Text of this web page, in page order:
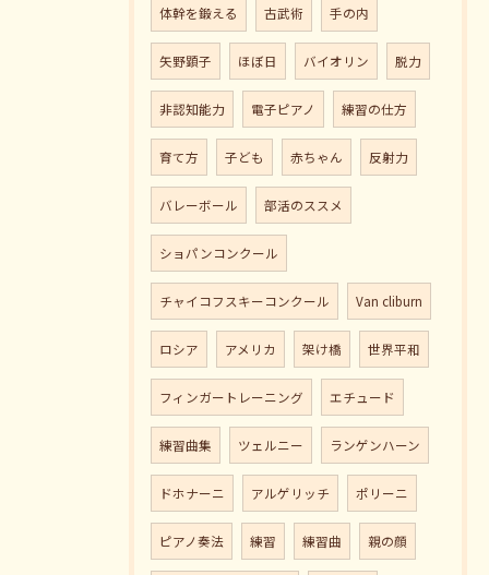
体幹を鍛える 古武術 手の内
矢野顕子 ほぼ日 バイオリン 脱力
非認知能力 電子ピアノ 練習の仕方
育て方 子ども 赤ちゃん 反射力
バレーボール 部活のススメ
ショパンコンクール
チャイコフスキーコンクール Van cliburn
ロシア アメリカ 架け橋 世界平和
フィンガートレーニング エチュード
練習曲集 ツェルニー ランゲンハーン
ドホナーニ アルゲリッチ ポリーニ
ピアノ奏法 練習 練習曲 親の顔